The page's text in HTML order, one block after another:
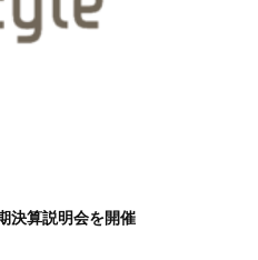
決算説明会を開催